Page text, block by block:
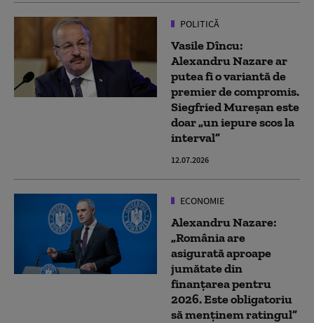
POLITICĂ
Vasile Dîncu:
Alexandru Nazare ar
putea fi o variantă de
premier de compromis.
Siegfried Mureșan este
doar „un iepure scos la
interval”
12.07.2026
ECONOMIE
Alexandru Nazare:
„România are
asigurată aproape
jumătate din
finanțarea pentru
2026. Este obligatoriu
să menținem ratingul”